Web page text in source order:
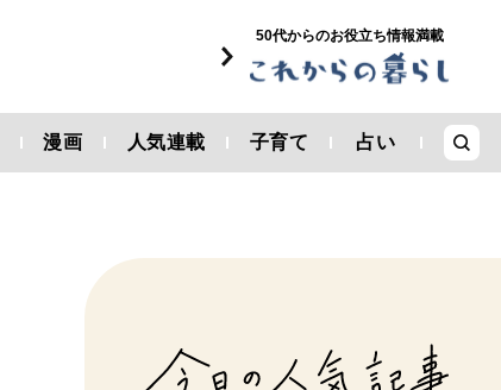
50代からのお役立ち情報満載
漫画 人気連載 子育て 占い